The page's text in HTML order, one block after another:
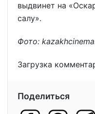
выдвинет на
салу».
Фото:
Загрузка
Поделиться